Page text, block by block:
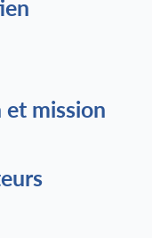
et mission